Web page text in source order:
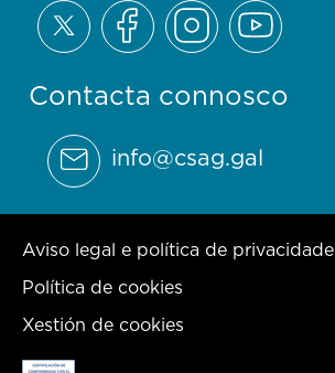
Contacta connosco
info@csag.gal
Aviso legal e política de privacidade
Política de cookies
Xestión de cookies